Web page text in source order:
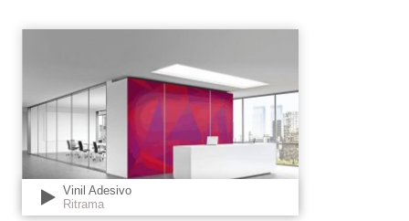
Vinil Adesivo
Ritrama